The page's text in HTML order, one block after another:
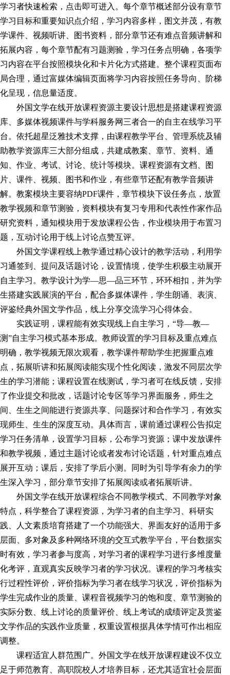
学习者快速检索，点击即可进入。每个章节概述部分设有章节
学习 目标和重要知识点介绍，学习内容多样，图文并茂，有教
学课件、视频听讲、图书资料，部分章节还有难点音频讲解和
拓展内容，每个章节配有习题测验，学习任务点明确，各项学
习内容在平台按照模块化和卡片化方式搭建。整个课程页面布
局合理，通过富媒体编辑页面将学习内容按照任务导向、阶梯
化呈现，信息量适度。
外国文学在线开放课程资源主要设计思想是搭建课程资源
库、多媒体视频课件与学科服务网三者合一的自主在线学习平
台。依托超星泛雅技术支撑，由课程教学平台、管理系统及辅
助教学资源库三大部分组成，共建成教案、章节、资料、通
知、作业、考试、讨论、统计等模块。课程资源有文档、图
片、课件、视频、图书和作业，有些章节还配有教学音频讲
解。教案模块主要容纳PDF课件，章节模块下设任务点，放置
教学视频和章节测验，资料模块有复习专用和代表性作家作品
研究资料，通知模块用于发放课程公告，作业模块用于布置习
题，互动讨论用于线上讨论点赞互评。
外国文学课程线上教学通过精心设计的教学活动，利用学
习通签到、提问及话题讨论，设置情境，使学生积极主动展开
自主学习 。教学设计为学—思—品三环节，环环相扣，并为学
生搭建实践展演的平台，配合多媒体课件，学生朗诵、表演、
评鉴经典外国文学作品，线上分享交流学习心得体会。
实践证明，课程能有效实现线上自主学习 ，“导—教—
测”自主学习模式基本形成。教师设置的学习 目标及重点难点
明确，教学视频无限次观看，教学课件帮助学生把握重点难
点，拓展听讲和拓展阅读能实现个性化阅读，激发不同层次学
生的学习潜能；课程设置在线测试，学习者可在线反馈，安排
了作业提交和批改，话题讨论专区等学习界面服务，师生之
间、生生之间能进行资源共享、问题探讨和合作学习 ，有效实
现师生、生生的深度互动。具体而言，课前通过课程公告拟定
学习任务清单，设置学习 目标，公布学习资源；课中发放课件
和教学视频，通过主题讨论或者发布讨论话题，针对重点难点
展开互动；课后，安排了学后小测。同时为引导学有余力的学
生深入学习 ，部分章节安排了拓展阅读或者拓展听讲。
外国文学在线开放课程综合不同教学模式、不同教学对象
特点，科学整合了课程资源，为学习者的自主学习
、科研实
践、人文素质培育搭建了一个功能强大、界面友好的适用于多
层面、多对象及多种网络环境的交互式教学平台，平台数据实
时有效，学习者参与度高，对学习者的课程学习进行多维度量
化考评，直观真实反映学习者的学习状况。课程的学习考核实
行过程性评价，评价指标为学习者在线学习状况，评价指标为
学生完成作业的质量、课程音视频学习的饱和度、章节测验的
实际分数、线上讨论的质量评价、线上考试的成绩评定及赏鉴
文学作品的实践作业质量，权重设置根据具体学情可作出相应
调整。
课程适宜人群范围广。外国文学在线开放课程建设不仅立
足于师范教育、高职院校人才培养目标，还尤其适宜社会层面